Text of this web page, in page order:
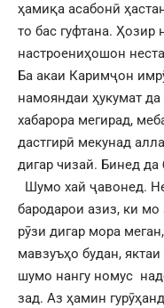
ҳамиқа асабонӣ
то бас гуфтана.
настроениҳошон
Ба акаи Каримҷон
намояндаи ҳукумат
хабарора мегирад,
дастгирӣ мекунад
дигар чизай. Бинед да
Шумо хай ҷавонед.
бародарои азиз, ки
рӯзи дигар мора
мавзуъҳо будан,
шумо нангу номус
зад. Аз ҳамин